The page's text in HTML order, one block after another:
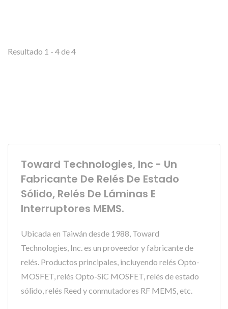
Resultado 1 - 4 de 4
Toward Technologies, Inc - Un
Fabricante De Relés De Estado
Sólido, Relés De Láminas E
Interruptores MEMS.
Ubicada en Taiwán desde 1988, Toward
Technologies, Inc. es un proveedor y fabricante de
relés. Productos principales, incluyendo relés Opto-
MOSFET, relés Opto-SiC MOSFET, relés de estado
sólido, relés Reed y conmutadores RF MEMS, etc.